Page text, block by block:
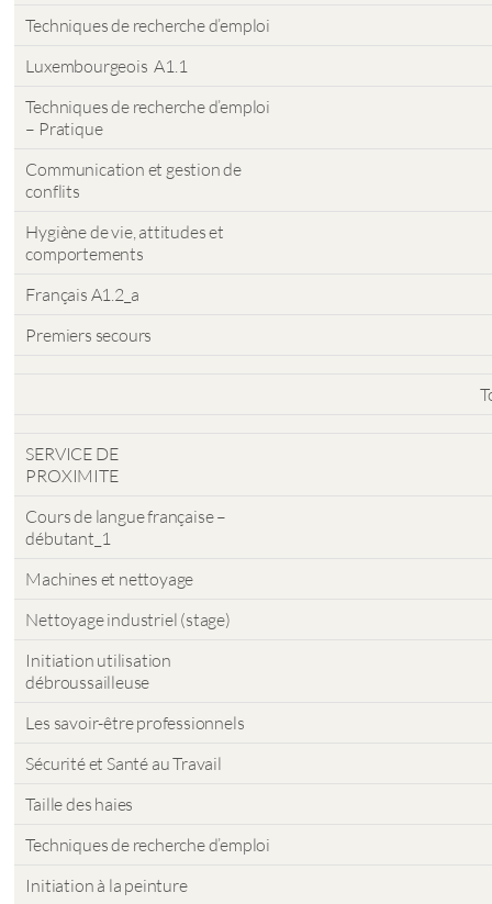
Techniques de recherche d’emploi
Luxembourgeois A1.1
Techniques de recherche d’emploi
– Pratique
Communication et gestion de
conflits
Hygiène de vie, attitudes et
comportements
Français A1.2_a
Premiers secours
SERVICE DE
PROXIMITE
Cours de langue française –
débutant_1
Machines et nettoyage
Nettoyage industriel (stage)
Initiation utilisation
débroussailleuse
Les savoir-être professionnels
Sécurité et Santé au Travail
Taille des haies
Techniques de recherche d’emploi
Initiation à la peinture